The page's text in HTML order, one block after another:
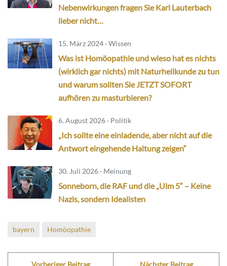
Nebenwirkungen fragen Sie Karl Lauterbach
lieber nicht…
15. März 2024 · Wissen
Was ist Homöopathie und wieso hat es nichts
(wirklich gar nichts) mit Naturheilkunde zu tun
und warum sollten Sie JETZT SOFORT
aufhören zu masturbieren?
6. August 2026 · Politik
„Ich sollte eine einladende, aber nicht auf die
Antwort eingehende Haltung zeigen“
30. Juli 2026 · Meinung
Sonneborn, die RAF und die „Ulm 5“ – Keine
Nazis, sondern Idealisten
bayern Homöopathie
Vorheriger Beitrag Nächster Beitrag